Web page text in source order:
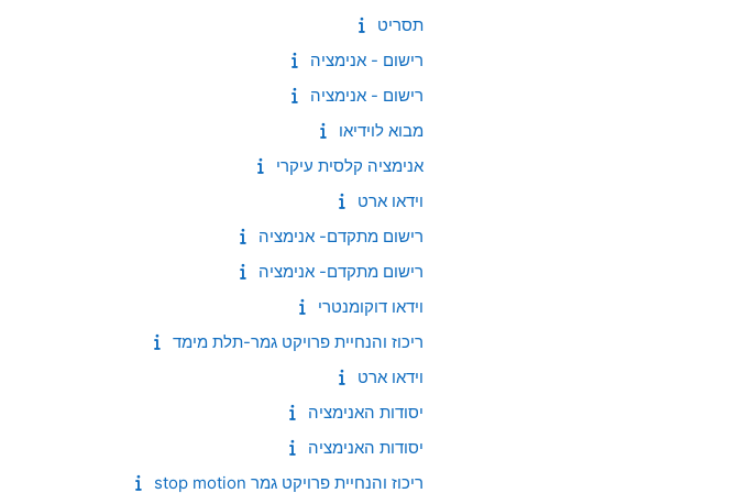
תסריט
רישום - אנימציה
רישום - אנימציה
מבוא לוידיאו
אנימציה קלסית עיקרי
וידאו ארט
רישום מתקדם- אנימציה
רישום מתקדם- אנימציה
וידאו דוקומנטרי
ריכוז והנחיית פרויקט גמר-תלת מימד
וידאו ארט
יסודות האנימציה
יסודות האנימציה
ריכוז והנחיית פרויקט גמר stop motion